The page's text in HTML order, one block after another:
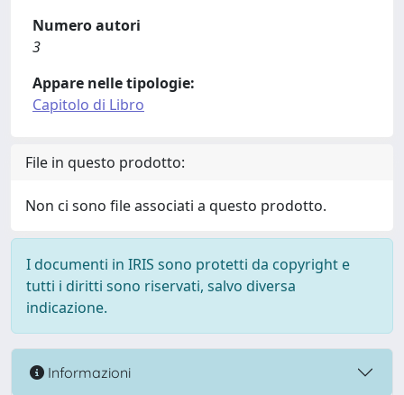
Numero autori
3
Appare nelle tipologie:
Capitolo di Libro
File in questo prodotto:
Non ci sono file associati a questo prodotto.
I documenti in IRIS sono protetti da copyright e
tutti i diritti sono riservati, salvo diversa
indicazione.
Informazioni